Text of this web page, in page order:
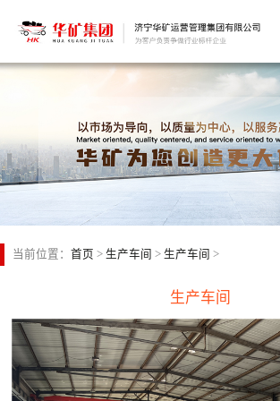
当前位置： 首页 > 生产车间 > 生产车间 >
生产车间